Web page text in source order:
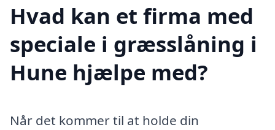
Hvad kan et firma med
speciale i græsslåning i
Hune hjælpe med?
Når det kommer til at holde din